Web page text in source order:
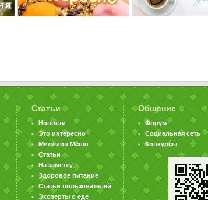
Статьи
Новости
Это интересно
Миллион Меню
Статьи
На заметку
Здоровое питание
Статьи пользователей
Эксперты о еде
Общение
Форум
Социальная сеть
Конкурсы